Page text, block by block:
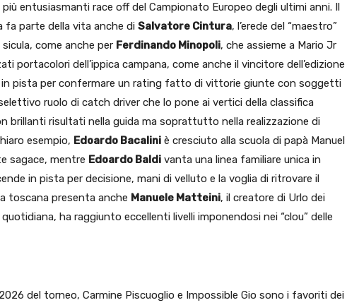
entusiasmanti race off del Campionato Europeo degli ultimi anni. Il
parte della vita anche di Salvatore Cintura, l’erede del “maestro”
come anche per Ferdinando Minopoli, che assieme a Mario Jr
portacolori dell’ippica campana, come anche il vincitore dell’edizione
in pista per confermare un rating fatto di vittorie giunte con soggetti
ruolo di catch driver che lo pone ai vertici della classifica
brillanti risultati nella guida ma soprattutto nella realizzazione di
esempio, Edoardo Bacalini è cresciuto alla scuola di papà Manuel
sagace, mentre Edoardo Baldi vanta una linea familiare unica in
in pista per decisione, mani di velluto e la voglia di ritrovare il
toscana presenta anche Manuele Matteini, il creatore di Urlo dei
ha raggiunto eccellenti livelli imponendosi nei “clou” delle
del torneo, Carmine Piscuoglio e Impossible Gio sono i favoriti dei